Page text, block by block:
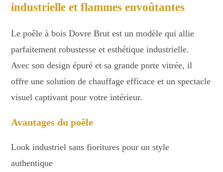
industrielle et flammes envoûtantes
Le poêle à bois Dovre Brut est un modèle qui allie
parfaitement robustesse et esthétique industrielle.
Avec son design épuré et sa grande porte vitrée, il
offre une solution de chauffage efficace et un spectacle
visuel captivant pour votre intérieur.
Avantages du poêle
Look industriel sans fioritures pour un style
authentique